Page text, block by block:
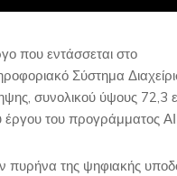
που εντάσσεται στο
Σύστημα
συνολικού ύψους 72,3
έργου του προγράμματος
πυρήνα της ψηφιακής